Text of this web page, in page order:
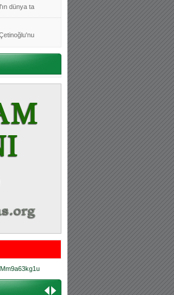
dünya ta
is
dü
(Duka)
dünya ta